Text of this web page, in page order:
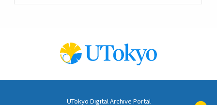
UTokyo Digital Archive Portal